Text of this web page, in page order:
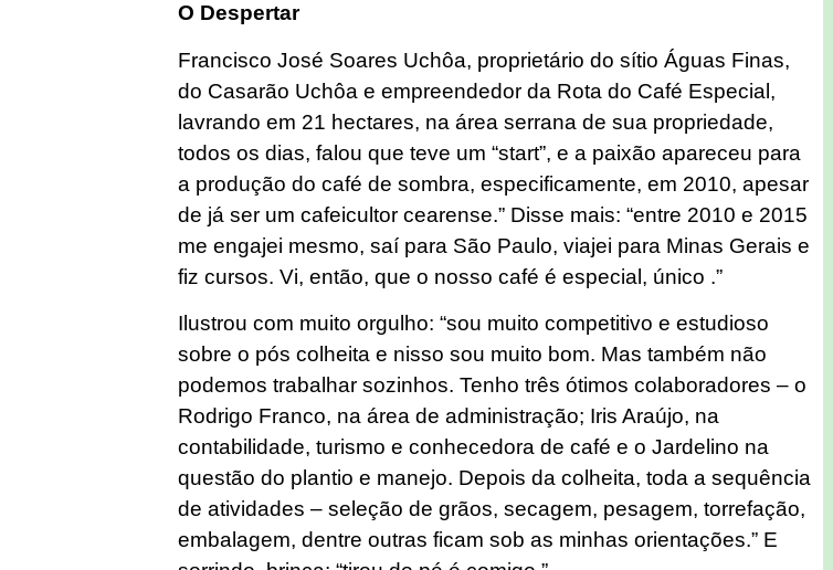
O Despertar
Francisco José Soares Uchôa, proprietário do sítio Águas Finas,
do Casarão Uchôa e empreendedor da Rota do Café Especial,
lavrando em 21 hectares, na área serrana de sua propriedade,
todos os dias, falou que teve um “start”, e a paixão apareceu para
a produção do café de sombra, especificamente, em 2010, apesar
de já ser um cafeicultor cearense.” Disse mais: “entre 2010 e 2015
me engajei mesmo, saí para São Paulo, viajei para Minas Gerais e
fiz cursos. Vi, então, que o nosso café é especial, único .”
Ilustrou com muito orgulho: “sou muito competitivo e estudioso
sobre o pós colheita e nisso sou muito bom. Mas também não
podemos trabalhar sozinhos. Tenho três ótimos colaboradores – o
Rodrigo Franco, na área de administração; Iris Araújo, na
contabilidade, turismo e conhecedora de café e o Jardelino na
questão do plantio e manejo. Depois da colheita, toda a sequência
de atividades – seleção de grãos, secagem, pesagem, torrefação,
embalagem, dentre outras ficam sob as minhas orientações.” E